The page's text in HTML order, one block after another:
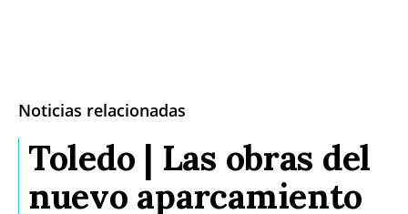
Noticias relacionadas
Toledo | Las obras del
nuevo aparcamiento